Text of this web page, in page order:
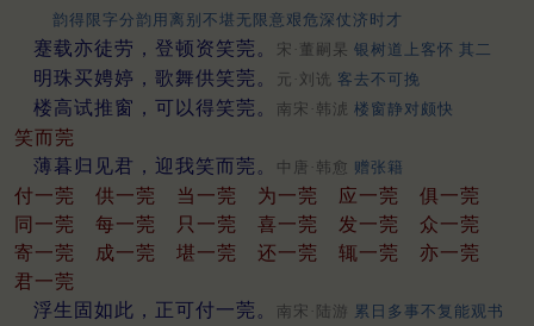
韵得限字分韵用离别不堪无限意艰危深仗济时才
蹇载亦徒劳，登顿资笑莞。 宋·董嗣杲 银树道上客怀 其二
明珠买娉婷，歌舞供笑莞。 元·刘诜 客去不可挽
楼高试推窗，可以得笑莞。 南宋·韩淲 楼窗静对颇快
笑而莞
薄暮归见君，迎我笑而莞。
中唐·韩愈 赠张籍
付一莞 供一莞 当一莞 为一莞 应一莞
俱一莞
同一莞
每一莞 只一莞 喜一莞 发一莞
众一莞
寄一莞
成一莞 堪一莞 还一莞 辄一莞
亦一莞
君一莞
浮生固如此，正可付一莞。
南宋·陆游 累日多事不复能观书